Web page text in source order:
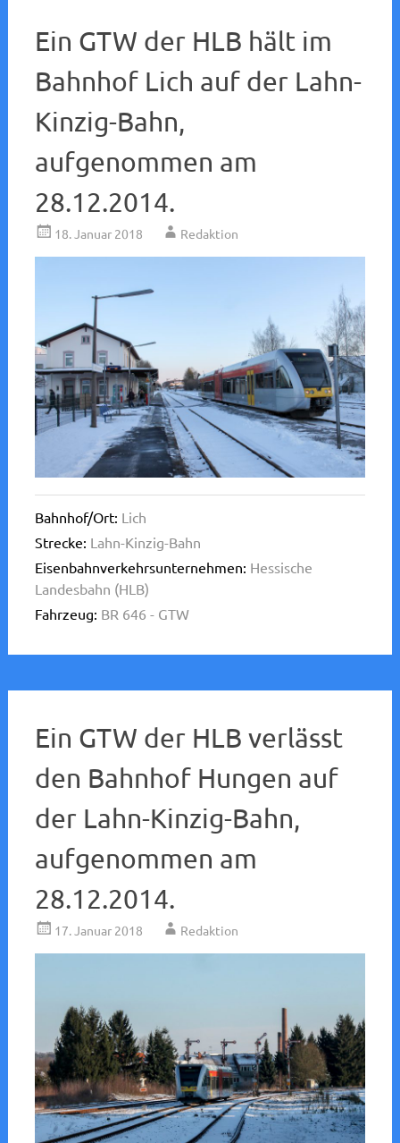
Ein GTW der HLB hält im
Bahnhof Lich auf der Lahn-
Kinzig-Bahn,
aufgenommen am
28.12.2014.
18. Januar 2018 Redaktion
Bahnhof/Ort: Lich
Strecke: Lahn-Kinzig-Bahn
Eisenbahnverkehrsunternehmen: Hessische
Landesbahn (HLB)
Fahrzeug: BR 646 - GTW
Ein GTW der HLB verlässt
den Bahnhof Hungen auf
der Lahn-Kinzig-Bahn,
aufgenommen am
28.12.2014.
17. Januar 2018 Redaktion